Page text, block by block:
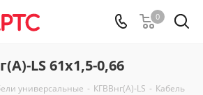
0
LS 61х1,5-0,66
универсальные - КГВВнг(А)-LS - Кабель